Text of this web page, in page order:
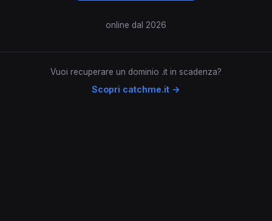
online dal 2026
Vuoi recuperare un dominio .it in scadenza?
Scopri catchme.it →